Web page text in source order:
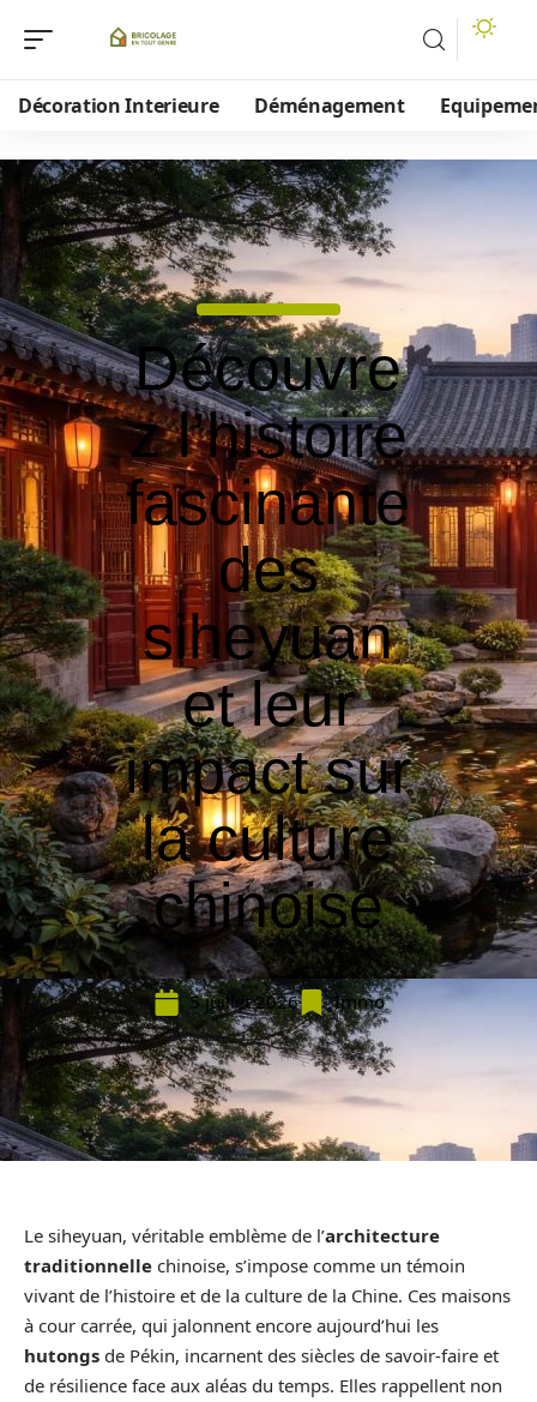
Décoration Interieure Déménagement
Découvre
z l’histoire
fascinante
des
siheyuan
et leur
impact sur
la culture
chinoise
5 juillet 2026 Immo
Le siheyuan, véritable emblème de l’architecture
traditionnelle chinoise, s’impose comme un témoin
vivant de l’histoire et de la culture de la Chine. Ces maisons
à cour carrée, qui jalonnent encore aujourd’hui les
hutongs de Pékin, incarnent des siècles de savoir-faire et
de résilience face aux aléas du temps. Elles rappellent non